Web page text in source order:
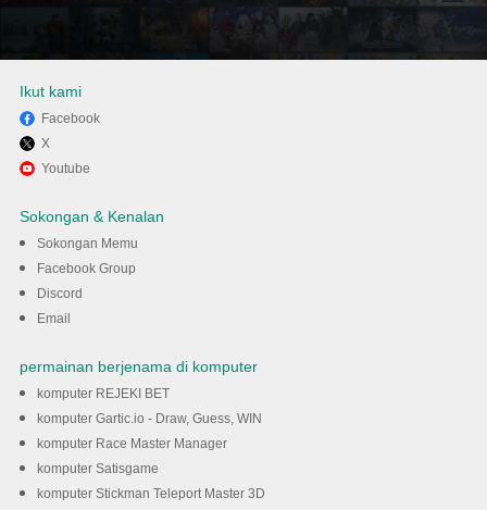
Gunakan MENu untuk
mengalami DLive · Your
Stream Your Rules pada
Ikut kami
Facebook
X
Youtube
Sokongan & Kenalan
Sokongan Memu
Facebook Group
Discord
Email
permainan berjenama di komputer
komputer REJEKI BET
komputer Gartic.io - Draw, Guess, WIN
komputer Race Master Manager
komputer Satisgame
komputer Stickman Teleport Master 3D